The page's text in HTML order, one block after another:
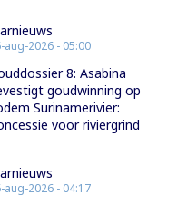
aug-2026 - 05:00
8: Asabina
goudwinning op
Surinamerivier:
voor riviergrind
aug-2026 - 04:17